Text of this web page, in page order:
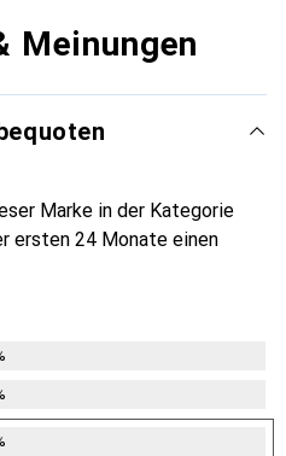
Meinungen
Marke in der Kategorie
ersten 24 Monate einen